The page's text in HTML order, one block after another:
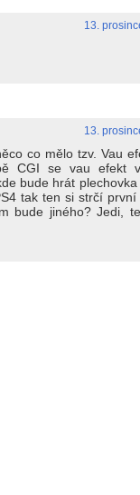
13.
13.
co mělo tzv. Vau
CGI se vau efekt
bude hrát
tak ten si strčí
bude jiného? Jedi,